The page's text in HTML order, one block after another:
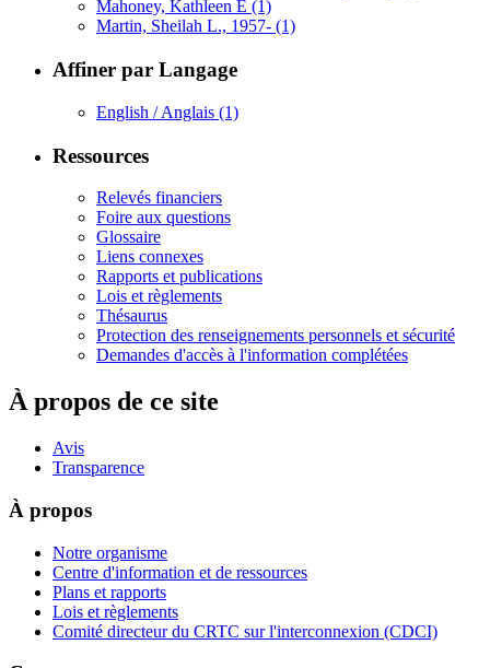
Mahoney, Kathleen E (1)
Martin, Sheilah L., 1957- (1)
Affiner par Langage
English / Anglais (1)
Ressources
Relevés financiers
Foire aux questions
Glossaire
Liens connexes
Rapports et publications
Lois et règlements
Thésaurus
Protection des renseignements personnels et sécurité
Demandes d'accès à l'information complétées
À propos de ce site
Avis
Transparence
À propos
Notre organisme
Centre d'information et de ressources
Plans et rapports
Lois et règlements
Comité directeur du CRTC sur l'interconnexion (CDCI)